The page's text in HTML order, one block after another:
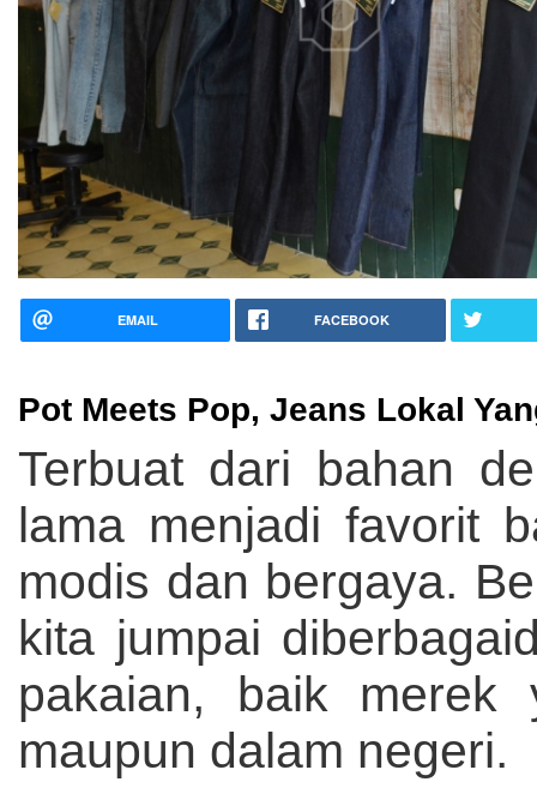
EMAIL FACEBOOK
Pot Meets Pop, Jeans Lokal
Terbuat dari bahan
lama menjadi favorit
modis dan bergaya.
kita jumpai
pakaian, baik
maupun dalam negeri.